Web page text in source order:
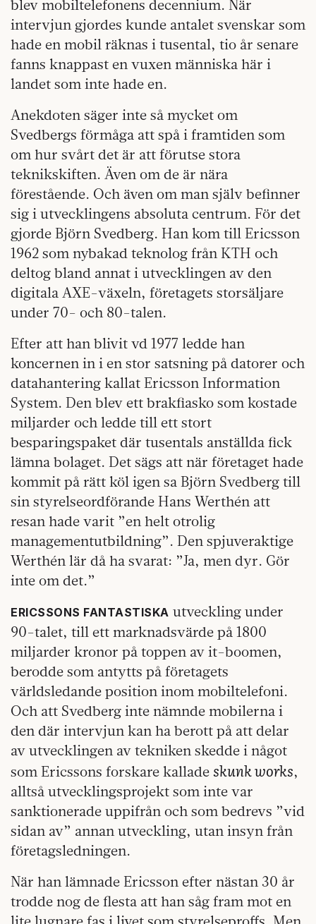
blev mobiltelefonens decennium. När
intervjun gjordes kunde antalet svenskar som
hade en mobil räknas i tusental, tio år senare
fanns knappast en vuxen människa här i
landet som inte hade en.
Anekdoten säger inte så mycket om
Svedbergs förmåga att spå i framtiden som
om hur svårt det är att förutse stora
teknikskiften. Även om de är nära
förestående. Och även om man själv befinner
sig i utvecklingens absoluta centrum. För det
gjorde Björn Svedberg. Han kom till Ericsson
1962 som nybakad teknolog från KTH och
deltog bland annat i utvecklingen av den
digitala AXE-växeln, företagets storsäljare
under 70- och 80-talen.
Efter att han blivit vd 1977 ledde han
koncernen in i en stor satsning på datorer och
datahantering kallat Ericsson Information
System. Den blev ett brakfiasko som kostade
miljarder och ledde till ett stort
besparingspaket där tusentals anställda fick
lämna bolaget. Det sägs att när företaget hade
kommit på rätt köl igen sa Björn Svedberg till
sin styrelseordförande Hans Werthén att
resan hade varit ”en helt otrolig
managementutbildning”. Den spjuveraktige
Werthén lär då ha svarat: ”Ja, men dyr. Gör
inte om det.”
ERICSSONS FANTASTISKA utveckling under
90-talet, till ett marknadsvärde på 1800
miljarder kronor på toppen av it-boomen,
berodde som antytts på företagets
världsledande position inom mobiltelefoni.
Och att Svedberg inte nämnde mobilerna i
den där intervjun kan ha berott på att delar
av utvecklingen av tekniken skedde i något
som Ericssons forskare kallade skunk works,
alltså utvecklingsprojekt som inte var
sanktionerade uppifrån och som bedrevs ”vid
sidan av” annan utveckling, utan insyn från
företagsledningen.
När han lämnade Ericsson efter nästan 30 år
trodde nog de flesta att han såg fram mot en